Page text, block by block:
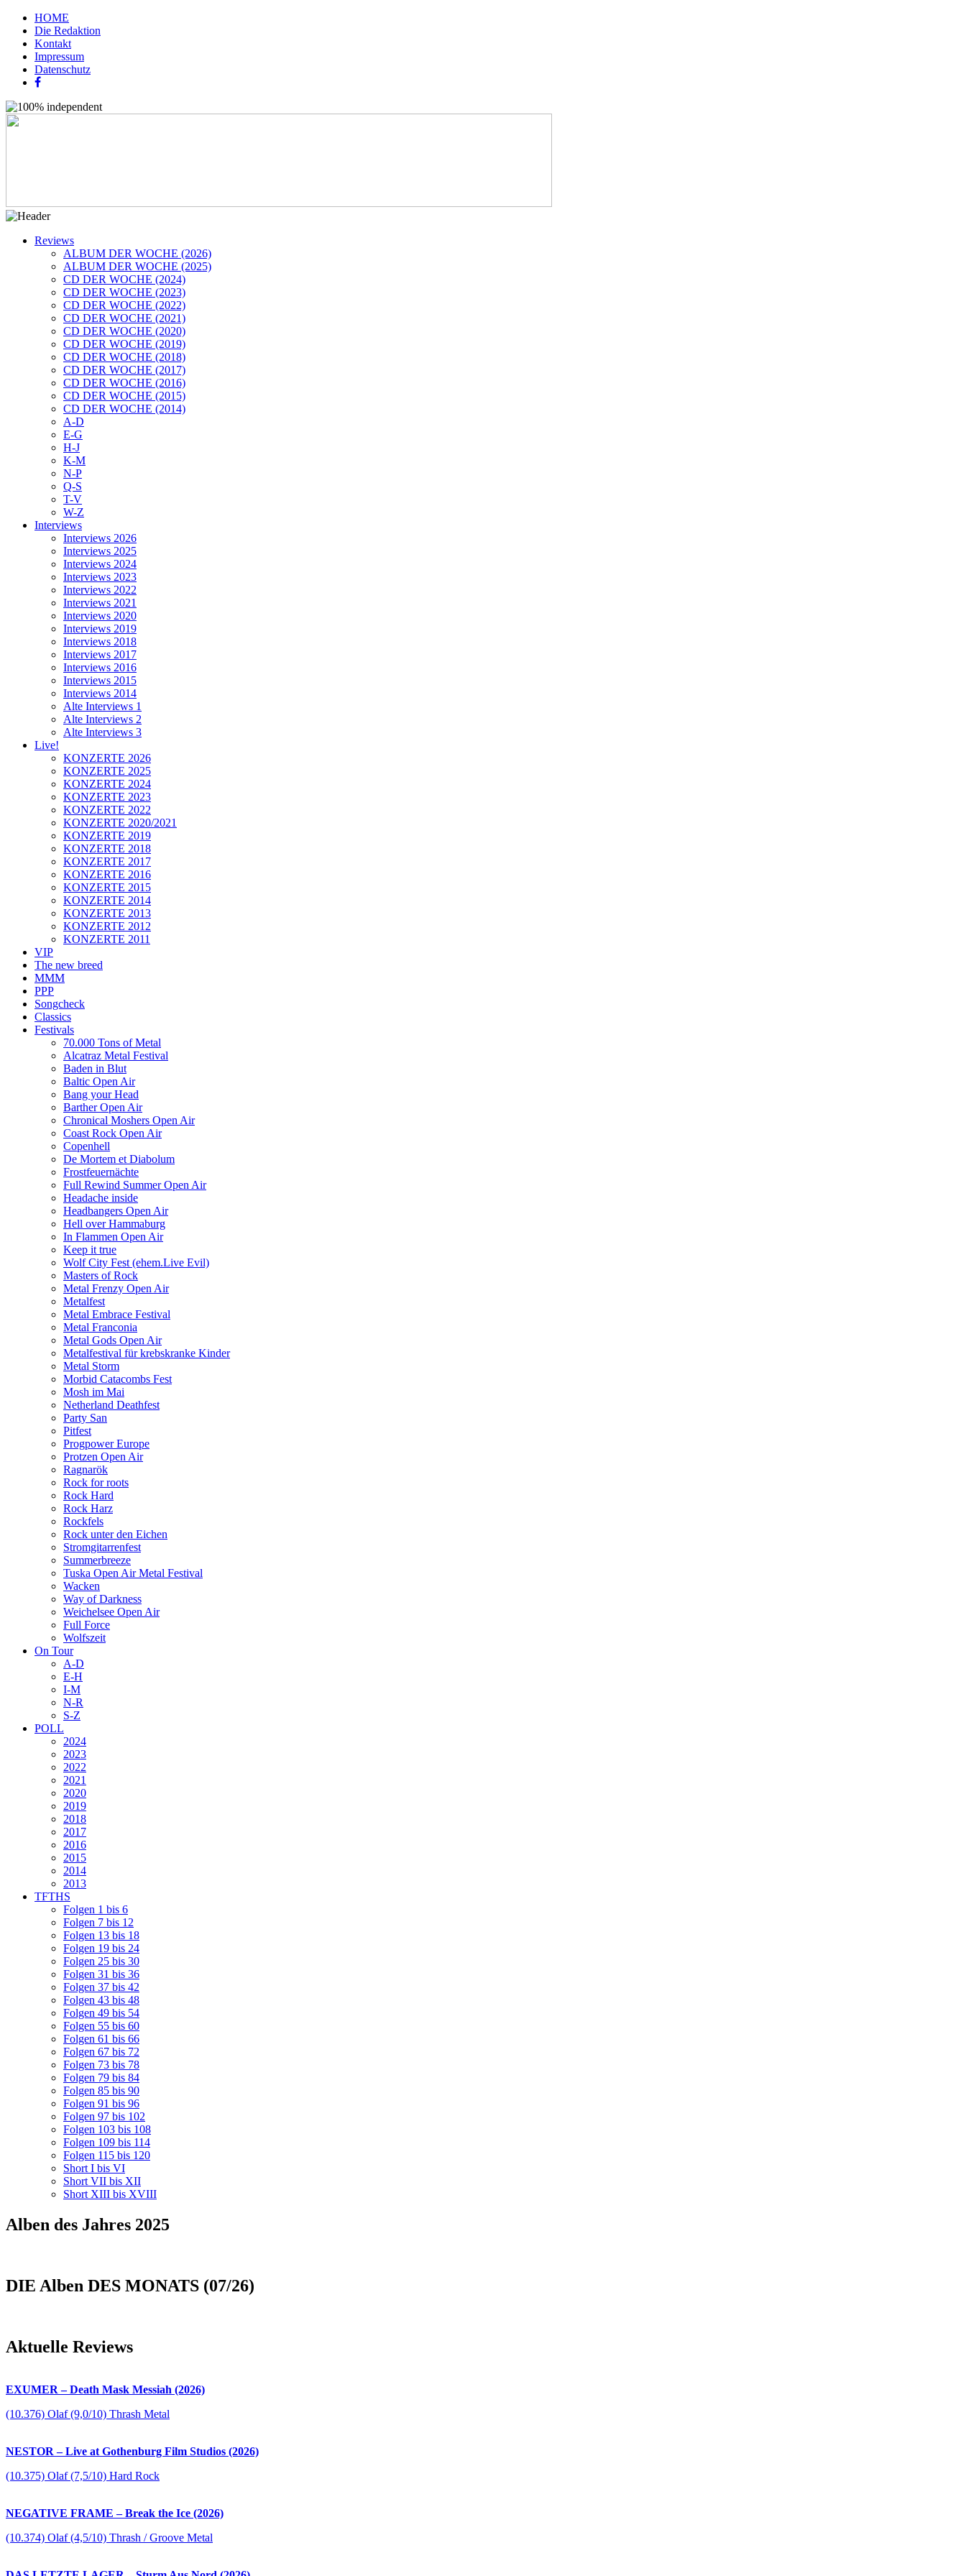
HOME
Die Redaktion
Kontakt
Impressum
Datenschutz
Reviews
ALBUM DER WOCHE (2026)
ALBUM DER WOCHE (2025)
CD DER WOCHE (2024)
CD DER WOCHE (2023)
CD DER WOCHE (2022)
CD DER WOCHE (2021)
CD DER WOCHE (2020)
CD DER WOCHE (2019)
CD DER WOCHE (2018)
CD DER WOCHE (2017)
CD DER WOCHE (2016)
CD DER WOCHE (2015)
CD DER WOCHE (2014)
A-D
E-G
H-J
K-M
N-P
Q-S
T-V
W-Z
Interviews
Interviews 2026
Interviews 2025
Interviews 2024
Interviews 2023
Interviews 2022
Interviews 2021
Interviews 2020
Interviews 2019
Interviews 2018
Interviews 2017
Interviews 2016
Interviews 2015
Interviews 2014
Alte Interviews 1
Alte Interviews 2
Alte Interviews 3
Live!
KONZERTE 2026
KONZERTE 2025
KONZERTE 2024
KONZERTE 2023
KONZERTE 2022
KONZERTE 2020/2021
KONZERTE 2019
KONZERTE 2018
KONZERTE 2017
KONZERTE 2016
KONZERTE 2015
KONZERTE 2014
KONZERTE 2013
KONZERTE 2012
KONZERTE 2011
VIP
The new breed
MMM
PPP
Songcheck
Classics
Festivals
70.000 Tons of Metal
Alcatraz Metal Festival
Baden in Blut
Baltic Open Air
Bang your Head
Barther Open Air
Chronical Moshers Open Air
Coast Rock Open Air
Copenhell
De Mortem et Diabolum
Frostfeuernächte
Full Rewind Summer Open Air
Headache inside
Headbangers Open Air
Hell over Hammaburg
In Flammen Open Air
Keep it true
Wolf City Fest (ehem.Live Evil)
Masters of Rock
Metal Frenzy Open Air
Metalfest
Metal Embrace Festival
Metal Franconia
Metal Gods Open Air
Metalfestival für krebskranke Kinder
Metal Storm
Morbid Catacombs Fest
Mosh im Mai
Netherland Deathfest
Party San
Pitfest
Progpower Europe
Protzen Open Air
Ragnarök
Rock for roots
Rock Hard
Rock Harz
Rockfels
Rock unter den Eichen
Stromgitarrenfest
Summerbreeze
Tuska Open Air Metal Festival
Wacken
Way of Darkness
Weichelsee Open Air
Full Force
Wolfszeit
On Tour
A-D
E-H
I-M
N-R
S-Z
POLL
2024
2023
2022
2021
2020
2019
2018
2017
2016
2015
2014
2013
TFTHS
Folgen 1 bis 6
Folgen 7 bis 12
Folgen 13 bis 18
Folgen 19 bis 24
Folgen 25 bis 30
Folgen 31 bis 36
Folgen 37 bis 42
Folgen 43 bis 48
Folgen 49 bis 54
Folgen 55 bis 60
Folgen 61 bis 66
Folgen 67 bis 72
Folgen 73 bis 78
Folgen 79 bis 84
Folgen 85 bis 90
Folgen 91 bis 96
Folgen 97 bis 102
Folgen 103 bis 108
Folgen 109 bis 114
Folgen 115 bis 120
Short I bis VI
Short VII bis XII
Short XIII bis XVIII
Alben des Jahres 2025
DIE Alben DES MONATS (07/26)
Aktuelle Reviews
EXUMER – Death Mask Messiah (2026)
(10.376) Olaf (9,0/10) Thrash Metal
NESTOR – Live at Gothenburg Film Studios (2026)
(10.375) Olaf (7,5/10) Hard Rock
NEGATIVE FRAME – Break the Ice (2026)
(10.374) Olaf (4,5/10) Thrash / Groove Metal